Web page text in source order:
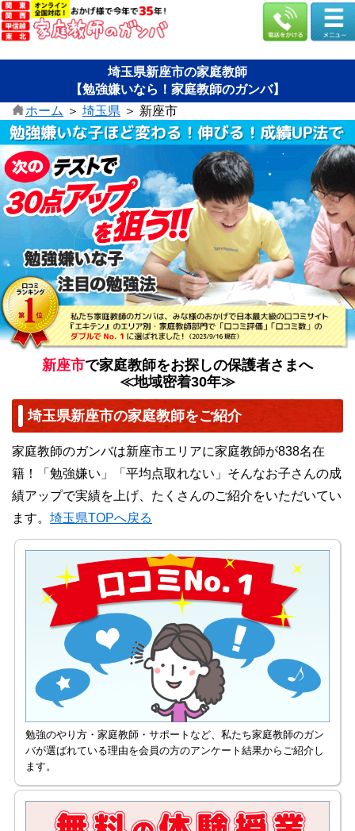
埼玉県新座市の家庭教師
【勉強嫌いなら！家庭教師のガンバ】
ホーム ＞ 埼玉県 ＞ 新座市
新座市で家庭教師をお探しの保護者さまへ
≪地域密着30年≫
埼玉県新座市の家庭教師をご紹介
家庭教師のガンバは新座市エリアに家庭教師が838名在
籍！「勉強嫌い」「平均点取れない」そんなお子さんの成
績アップで実績を上げ、たくさんのご紹介をいただいてい
ます。 埼玉県TOPへ戻る
勉強のやり方・家庭教師・サポートなど、私たち家庭教師のガン
バが選ばれている理由を会員の方のアンケート結果からご紹介し
ます。